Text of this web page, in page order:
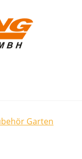
Garten